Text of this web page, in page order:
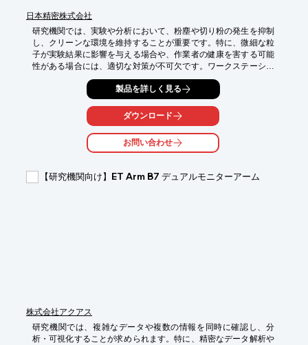
日本精密株式会社
研究機関では、実験や分析において、粉塵や切り粉の発生を抑制
し、クリーンな環境を維持することが重要です。特に、微細な粒
子が実験結果に影響を与える場合や、作業者の健康を害する可能
性がある場合には、適切な対策が不可欠です。ワークステーショ
ンは、フードと集塵機が一体となっており、粉塵や切り粉を外部
に漏らすことなく除去します。これにより、研究環境の安全性と
作業効率を向上させます。
【活用シーン】
【導入の効果】
製品を詳しく見る
ダウンロード
お問い合わせ
【研究機関向け】ET Arm B7 デュアルモニターアーム
株式会社アクアス
研究機関では、複雑なデータや複数の情報を同時に確認し、分
析・可視化することが求められます。特に、精密なデータ解析や